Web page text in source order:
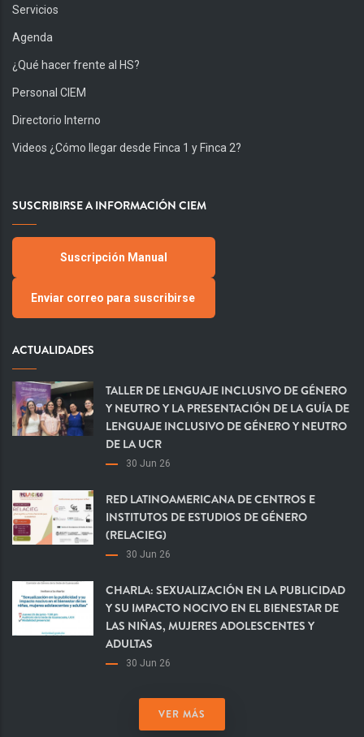
Servicios
Agenda
¿Qué hacer frente al HS?
Personal CIEM
Directorio Interno
Videos ¿Cómo llegar desde Finca 1 y Finca 2?
SUSCRIBIRSE A INFORMACIÓN CIEM
Suscripción Manual
Enviar correo para suscribirse
ACTUALIDADES
TALLER DE LENGUAJE INCLUSIVO DE GÉNERO
Y NEUTRO Y LA PRESENTACIÓN DE LA GUÍA DE
LENGUAJE INCLUSIVO DE GÉNERO Y NEUTRO
DE LA UCR
30 Jun 26
RED LATINOAMERICANA DE CENTROS E
INSTITUTOS DE ESTUDIOS DE GÉNERO
(RELACIEG)
30 Jun 26
CHARLA: SEXUALIZACIÓN EN LA PUBLICIDAD
Y SU IMPACTO NOCIVO EN EL BIENESTAR DE
LAS NIÑAS, MUJERES ADOLESCENTES Y
ADULTAS
30 Jun 26
VER MÁS